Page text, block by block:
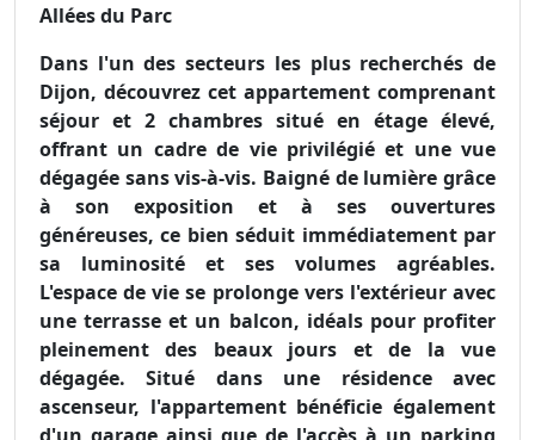
Allées du Parc
Dans l'un des secteurs les plus recherchés de
Dijon, découvrez cet appartement comprenant
séjour et 2 chambres situé en étage élevé,
offrant un cadre de vie privilégié et une vue
dégagée sans vis-à-vis. Baigné de lumière grâce
à son exposition et à ses ouvertures
généreuses, ce bien séduit immédiatement par
sa luminosité et ses volumes agréables.
L'espace de vie se prolonge vers l'extérieur avec
une terrasse et un balcon, idéals pour profiter
pleinement des beaux jours et de la vue
dégagée. Situé dans une résidence avec
ascenseur, l'appartement bénéficie également